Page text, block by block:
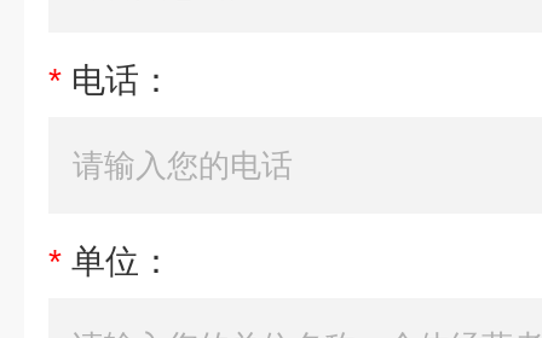
* 电话：
* 单位：